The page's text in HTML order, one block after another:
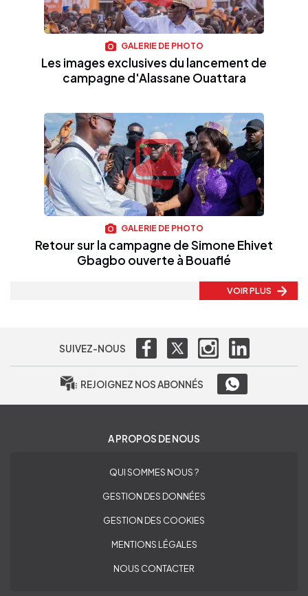
GALERIE DE PHOTO
Les images exclusives du lancement de
campagne d'Alassane Ouattara
GALERIE DE PHOTO
Retour sur la campagne de Simone Ehivet
Gbagbo ouverte à Bouaflé
VOIR PLUS
SUIVEZ-NOUS
REJOIGNEZ NOS ABONNÉS
A PROPOS DE NOUS
QUI SOMMES NOUS ?
GESTION DES DONNÉES
GESTION DES COOKIES
MENTIONS LÉGALES
NOUS CONTACTER